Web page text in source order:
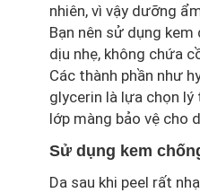
nhiên, vì vậy dưỡng
Bạn nên sử dụng
dịu nhẹ, không chứa
Các thành phần như
glycerin là lựa chọn
lớp màng bảo vệ cho
Sử dụng kem
Da sau khi peel rất